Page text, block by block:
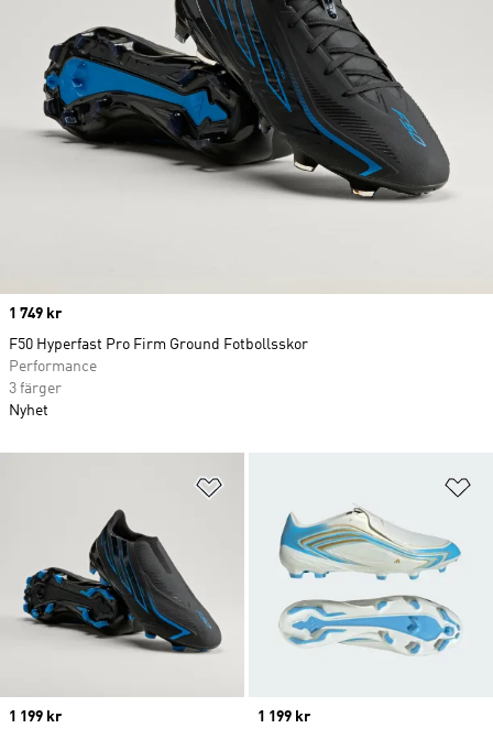
Price
1 199 kr
Price
1 199 kr
Price
1 749 kr
F50 Hyperfast Pro Firm Ground Fotbollsskor
Performance
3 färger
Nyhet